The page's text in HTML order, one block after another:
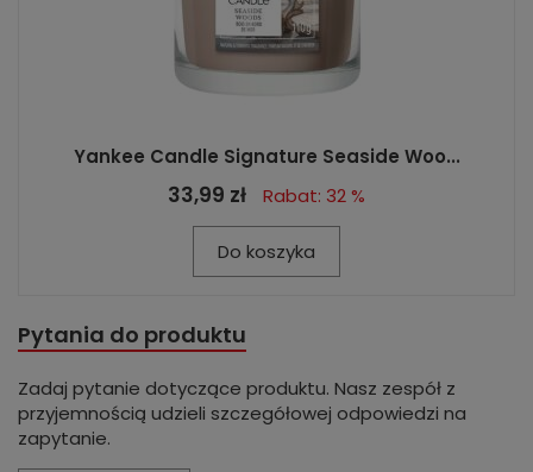
Yankee Candle Signature Seaside Woo...
33,99 zł Rabat: 32 %
Do koszyka
Pytania do produktu
Zadaj pytanie dotyczące produktu. Nasz zespół z
przyjemnością udzieli szczegółowej odpowiedzi na
zapytanie.